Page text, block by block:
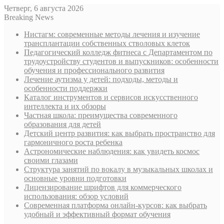
Четверг, 6 августа 2026
Breaking News
Нистагм: современные методы лечения и изучение
трансплантации собственных стволовых клеток
Педагогический колледж фитнеса с Департаментом по
трудоустройству студентов и выпускников: особенности
обучения и профессионального развития
Лечение аутизма у детей: подходы, методы и
особенности поддержки
Каталог инструментов и сервисов искусственного
интеллекта и их обзоры
Частная школа: преимущества современного
образования для детей
Детский центр развития: как выбрать пространство для
гармоничного роста ребенка
Астрономические наблюдения: как увидеть космос
своими глазами
Структура занятий по вокалу в музыкальных школах и
основные уровни подготовки
Лицензирование шрифтов для коммерческого
использования: обзор условий
Современная платформа онлайн-курсов: как выбрать
удобный и эффективный формат обучения